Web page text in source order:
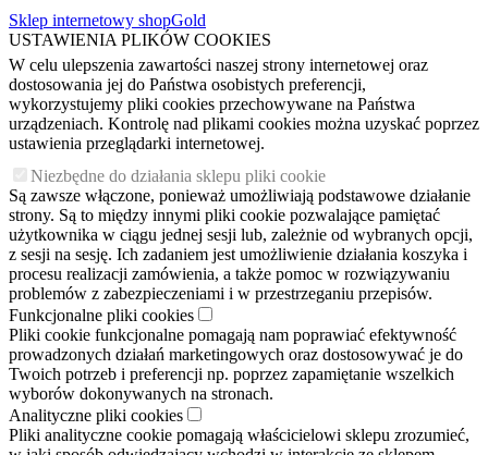
Sklep internetowy shopGold
USTAWIENIA PLIKÓW COOKIES
W celu ulepszenia zawartości naszej strony internetowej oraz
dostosowania jej do Państwa osobistych preferencji,
wykorzystujemy pliki cookies przechowywane na Państwa
urządzeniach. Kontrolę nad plikami cookies można uzyskać poprzez
ustawienia przeglądarki internetowej.
Niezbędne do działania sklepu pliki cookie
Są zawsze włączone, ponieważ umożliwiają podstawowe działanie
strony. Są to między innymi pliki cookie pozwalające pamiętać
użytkownika w ciągu jednej sesji lub, zależnie od wybranych opcji,
z sesji na sesję. Ich zadaniem jest umożliwienie działania koszyka i
procesu realizacji zamówienia, a także pomoc w rozwiązywaniu
problemów z zabezpieczeniami i w przestrzeganiu przepisów.
Funkcjonalne pliki cookies
Pliki cookie funkcjonalne pomagają nam poprawiać efektywność
prowadzonych działań marketingowych oraz dostosowywać je do
Twoich potrzeb i preferencji np. poprzez zapamiętanie wszelkich
wyborów dokonywanych na stronach.
Analityczne pliki cookies
Pliki analityczne cookie pomagają właścicielowi sklepu zrozumieć,